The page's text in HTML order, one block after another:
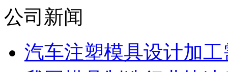
公司新闻
汽车注塑模具设计加